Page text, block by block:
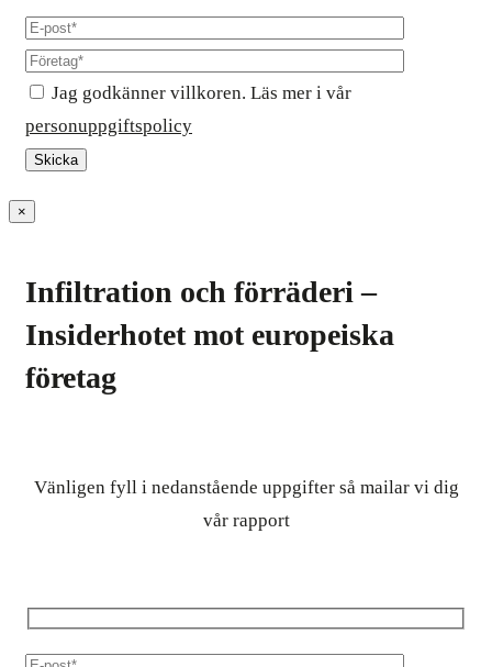
Jag godkänner villkoren. Läs mer i vår
personuppgiftspolicy
×
Infiltration och förräderi –
Insiderhotet mot europeiska
företag
Vänligen fyll i nedanstående uppgifter så mailar vi dig
vår rapport